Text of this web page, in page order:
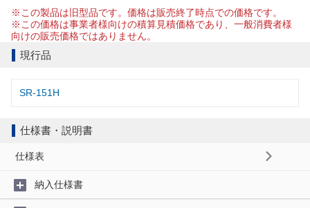
※この製品は旧型品です。価格は販売終了時点での価格です。
※この価格は事業者様向けの積算見積価格であり、一般消費者様
向けの販売価格ではありません。
現行品
SR-151H
仕様書・説明書
仕様表
納入仕様書